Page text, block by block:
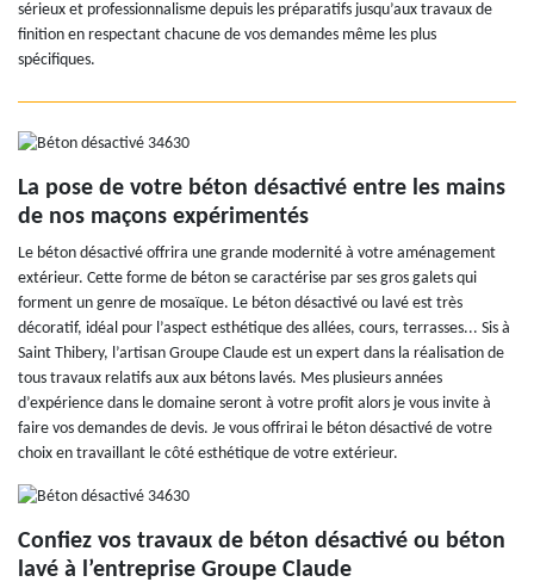
sérieux et professionnalisme depuis les préparatifs jusqu’aux travaux de
finition en respectant chacune de vos demandes même les plus
spécifiques.
La pose de votre béton désactivé entre les mains
de nos maçons expérimentés
Le béton désactivé offrira une grande modernité à votre aménagement
extérieur. Cette forme de béton se caractérise par ses gros galets qui
forment un genre de mosaïque. Le béton désactivé ou lavé est très
décoratif, idéal pour l’aspect esthétique des allées, cours, terrasses... Sis à
Saint Thibery, l’artisan Groupe Claude est un expert dans la réalisation de
tous travaux relatifs aux aux bétons lavés. Mes plusieurs années
d’expérience dans le domaine seront à votre profit alors je vous invite à
faire vos demandes de devis. Je vous offrirai le béton désactivé de votre
choix en travaillant le côté esthétique de votre extérieur.
Confiez vos travaux de béton désactivé ou béton
lavé à l’entreprise Groupe Claude